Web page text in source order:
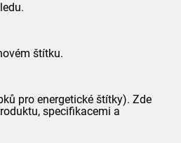
štítku.
pro energetické štítky). Zde
specifikacemi a